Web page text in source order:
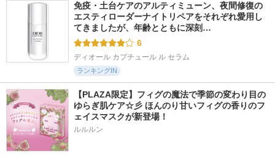
免疫・土台ケアのアルティミューン、夜間修復の
エスティローダーナイトリペアをそれぞれ愛用し
てきましたが、年齢とともに深刻…
6
ディオール カプチュール ル セラム
ランキングIN
【PLAZA限定】フィグの魔法で季節の変わり目の
ゆらぎ肌ケア☆彡 ほんのり甘いフィグの香りのフ
ェイスマスクが新登場！
ルルルン